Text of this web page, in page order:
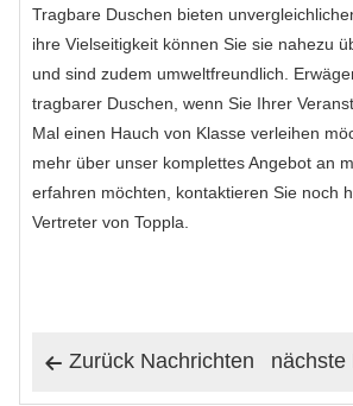
Tragbare Duschen bieten
ihre Vielseitigkeit können Sie sie nahezu
und sind zudem umweltfreundlich.
tragbarer Duschen, wenn Sie Ihrer
Mal einen Hauch von Klasse verleihen
mehr über unser komplettes Angebot an
erfahren möchten, kontaktieren Sie noch
Vertreter von Toppla.
 Zurück Nachrichten nächste